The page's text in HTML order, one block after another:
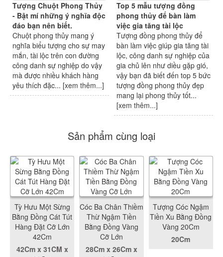
Tượng Chuột Phong Thủy
- Bật mí những ý nghĩa độc
đáo bạn nên biết.
Chuột phong thủy mang ý
nghĩa biểu tượng cho sự may
mắn, tài lộc trên con đường
công danh sự nghiệp do vậy
mà được nhiều khách hàng
yêu thích đặc... [xem thêm...]
Top 5 mẫu tượng đồng
phong thủy để bàn làm
việc gia tăng tài lộc
Tượng đồng phong thủy để
bàn làm việc giúp gia tăng tài
lộc, công danh sự nghiệp của
gia chủ lên như diều gặp gió,
vậy bạn đã biết đến top 5 bức
tượng đồng phong thủy đẹp
mang lại phong thủy tốt...
[xem thêm...]
Sản phẩm cùng loại
Tỳ Hưu Một Sừng
Bằng Đồng Cát Tút
Hàng Đặt Cỡ Lớn
42Cm
42Cm x 31CM x
Cóc Ba Chân Thiềm
Thừ Ngậm Tiền
Bằng Đồng Vàng
Cỡ Lớn
28Cm x 26Cm x
Tượng Cóc Ngậm
Tiền Xu Bằng Đồng
Vàng 20Cm
20Cm